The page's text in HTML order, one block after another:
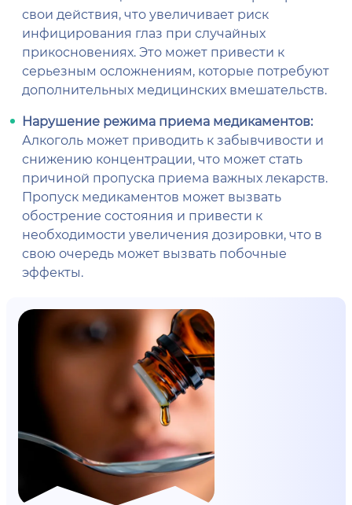
свои действия, что увеличивает риск
инфицирования глаз при случайных
прикосновениях. Это может привести к
серьезным осложнениям, которые потребуют
дополнительных медицинских вмешательств.
Нарушение режима приема медикаментов:
Алкоголь может приводить к забывчивости и
снижению концентрации, что может стать
причиной пропуска приема важных лекарств.
Пропуск медикаментов может вызвать
обострение состояния и привести к
необходимости увеличения дозировки, что в
свою очередь может вызвать побочные
эффекты.